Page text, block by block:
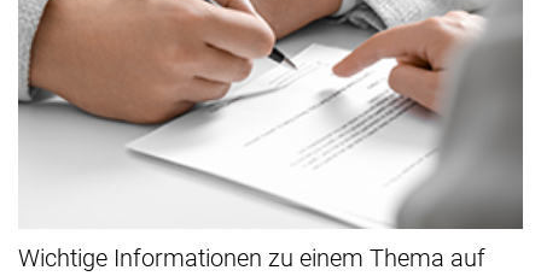
Wichtige Informationen zu einem Thema auf